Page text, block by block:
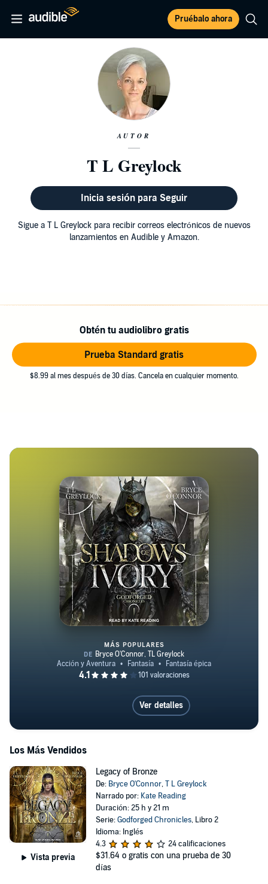
Pruébalo ahora
AUTOR
T L Greylock
Inicia sesión para Seguir
Sigue a T L Greylock para recibir correos electrónicos de nuevos
lanzamientos en Audible y Amazon.
Obtén tu audiolibro gratis
Prueba Standard gratis
$8.99 al mes después de 30 días. Cancela en cualquier momento.
Shadows of Ivory
MÁS POPULARES
Ver detalles
Los Más Vendidos
Vista previa
Legacy of Bronze
De: Bryce O'Connor,T L Greylock
Narrado por: Kate Reading
Duración: 25 h y 21 m
Serie:Godforged Chronicles, Libro 2
Idioma: Inglés
4.3
24 calificaciones
$31.64 o gratis con una prueba de 30
días